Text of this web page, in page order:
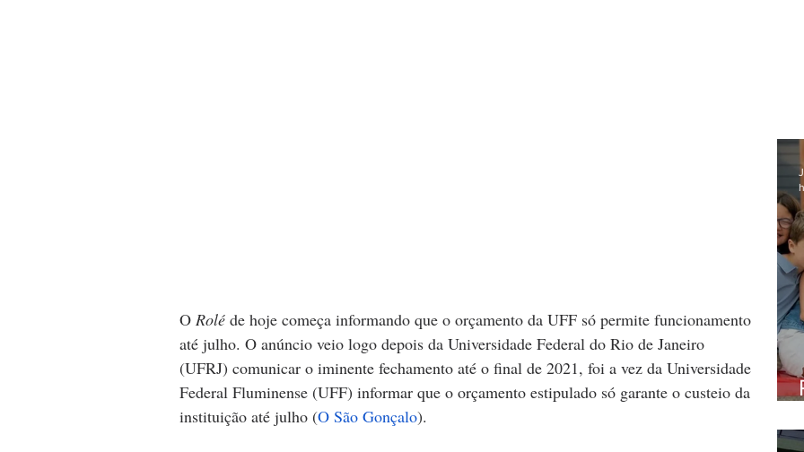
O Rolé de hoje começa informando que o orçamento da UFF só permite funcionamento
até julho. O anúncio veio logo depois da Universidade Federal do Rio de Janeiro
(UFRJ) comunicar o iminente fechamento até o final de 2021, foi a vez da Universidade
Federal Fluminense (UFF) informar que o orçamento estipulado só garante o custeio da
instituição até julho (O São Gonçalo).